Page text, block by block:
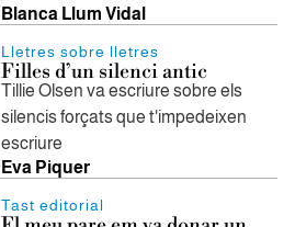
Blanca Llum Vidal
Lletres sobre lletres
Filles d’un silenci antic
Tillie Olsen va escriure sobre els
silencis forçats que t'impedeixen
escriure
Eva Piquer
Tast editorial